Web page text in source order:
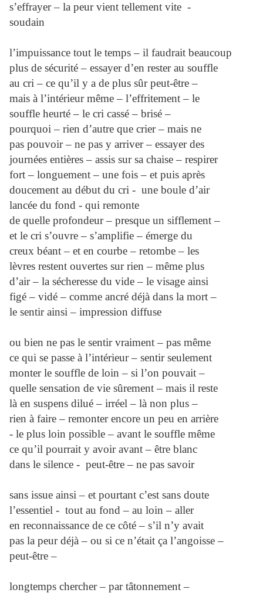
s’effrayer – la peur vient tellement vite -
soudain
l’impuissance tout le temps – il faudrait beaucoup
plus de sécurité – essayer d’en rester au souffle
au cri – ce qu’il y a de plus sûr peut-être –
mais à l’intérieur même – l’effritement – le
souffle heurté – le cri cassé – brisé –
pourquoi – rien d’autre que crier – mais ne
pas pouvoir – ne pas y arriver – essayer des
journées entières – assis sur sa chaise – respirer
fort – longuement – une fois – et puis après
doucement au début du cri - une boule d’air
lancée du fond - qui remonte
de quelle profondeur – presque un sifflement –
et le cri s’ouvre – s’amplifie – émerge du
creux béant – et en courbe – retombe – les
lèvres restent ouvertes sur rien – même plus
d’air – la sécheresse du vide – le visage ainsi
figé – vidé – comme ancré déjà dans la mort –
le sentir ainsi – impression diffuse
ou bien ne pas le sentir vraiment – pas même
ce qui se passe à l’intérieur – sentir seulement
monter le souffle de loin – si l’on pouvait –
quelle sensation de vie sûrement – mais il reste
là en suspens dilué – irréel – là non plus –
rien à faire – remonter encore un peu en arrière
- le plus loin possible – avant le souffle même
ce qu’il pourrait y avoir avant – être blanc
dans le silence - peut-être – ne pas savoir
sans issue ainsi – et pourtant c’est sans doute
l’essentiel - tout au fond – au loin – aller
en reconnaissance de ce côté – s’il n’y avait
pas la peur déjà – ou si ce n’était ça l’angoisse –
peut-être –
longtemps chercher – par tâtonnement –